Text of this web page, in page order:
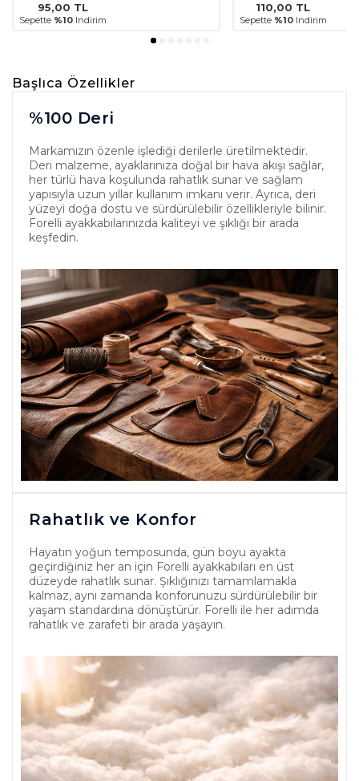
95,00 TL
Sepette %10Indirim
110,00 TL
Sepette %10Indirim
Başlıca Özellikler
%100 Deri
Markamızın özenle işlediği derilerle üretilmektedir.
Deri malzeme, ayaklarınıza doğal bir hava akışı sağlar,
her türlü hava koşulunda rahatlık sunar ve sağlam
yapısıyla uzun yıllar kullanım imkanı verir. Ayrıca, deri
yüzeyi doğa dostu ve sürdürülebilir özellikleriyle bilinir.
Forelli ayakkabılarınızda kaliteyi ve şıklığı bir arada
keşfedin.
Rahatlık ve Konfor
Hayatın yoğun temposunda, gün boyu ayakta
geçirdiğiniz her an için Forelli ayakkabıları en üst
düzeyde rahatlık sunar. Şıklığınızı tamamlamakla
kalmaz, aynı zamanda konforunuzu sürdürülebilir bir
yaşam standardına dönüştürür. Forelli ile her adımda
rahatlık ve zarafeti bir arada yaşayın.